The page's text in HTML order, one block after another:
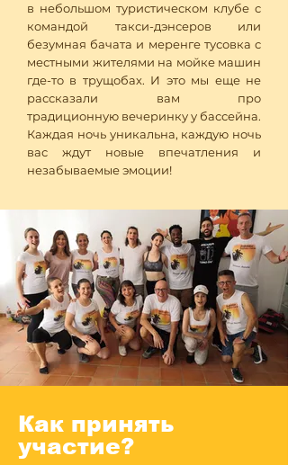
в небольшом туристическом клубе с
командой такси-дэнсеров или
безумная бачата и меренге тусовка с
местными жителями на мойке машин
где-то в трущобах. И это мы еще не
рассказали вам про
традиционную вечеринку у бассейна.
Каждая ночь уникальна, каждую ночь
вас ждут новые впечатления и
незабываемые эмоции!
Как принять
участие?